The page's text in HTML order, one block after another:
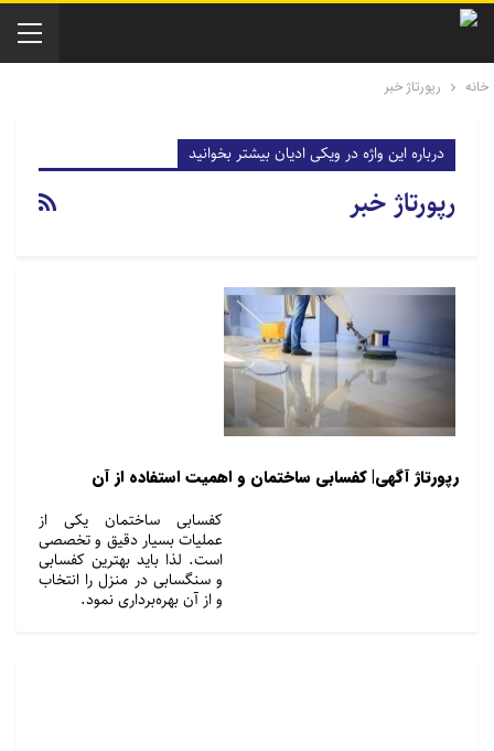
خانه رپورتاژ خبر
درباره این واژه در ویکی ادیان بیشتر بخوانید
رپورتاژ خبر
رپورتاژ آگهی| کفسابی ساختمان و اهمیت استفاده از آن
کفسابی ساختمان یکی از
عملیات بسیار دقیق و تخصصی
است. لذا باید بهترین کفسابی
و سنگسابی در منزل را انتخاب
و از آن بهره‌برداری نمود.